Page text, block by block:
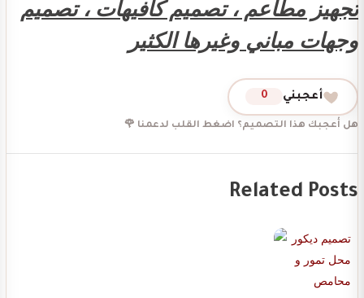
تجهيز مطاعم ، تصميم كافيهات ، تصميم
وجهات مباني وغيرها الكثير
أعجبني 0
هل أعجبك هذا التصميم؟ اضغط القلب لدعمنا 🌹
Related Posts